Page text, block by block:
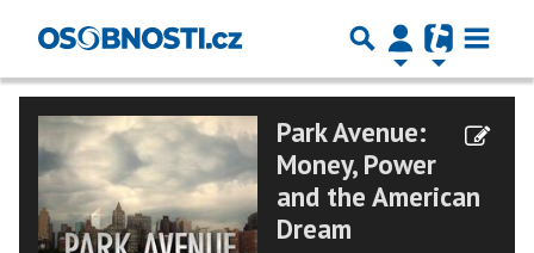
Park Avenue:
Money, Power
and the American
Dream